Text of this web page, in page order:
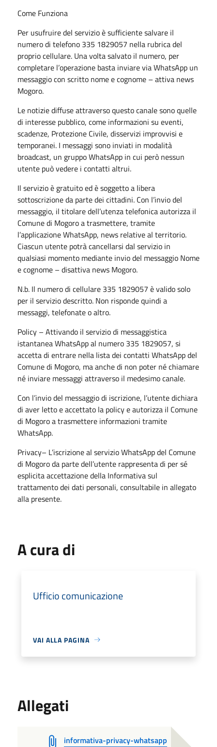
Come Funziona
Per usufruire del servizio è sufficiente salvare il
numero di telefono 335 1829057 nella rubrica del
proprio cellulare. Una volta salvato il numero, per
completare l’operazione basta inviare via WhatsApp un
messaggio con scritto nome e cognome – attiva news
Mogoro.
Le notizie diffuse attraverso questo canale sono quelle
di interesse pubblico, come informazioni su eventi,
scadenze, Protezione Civile, disservizi improvvisi e
temporanei. I messaggi sono inviati in modalità
broadcast, un gruppo WhatsApp in cui però nessun
utente può vedere i contatti altrui.
Il servizio è gratuito ed è soggetto a libera
sottoscrizione da parte dei cittadini. Con l’invio del
messaggio, il titolare dell’utenza telefonica autorizza il
Comune di Mogoro a trasmettere, tramite
l’applicazione WhatsApp, news relative al territorio.
Ciascun utente potrà cancellarsi dal servizio in
qualsiasi momento mediante invio del messaggio Nome
e cognome – disattiva news Mogoro.
N.b. Il numero di cellulare 335 1829057 è valido solo
per il servizio descritto. Non risponde quindi a
messaggi, telefonate o altro.
Policy – Attivando il servizio di messaggistica
istantanea WhatsApp al numero 335 1829057, si
accetta di entrare nella lista dei contatti WhatsApp del
Comune di Mogoro, ma anche di non poter né chiamare
né inviare messaggi attraverso il medesimo canale.
Con l’invio del messaggio di iscrizione, l’utente dichiara
di aver letto e accettato la policy e autorizza il Comune
di Mogoro a trasmettere informazioni tramite
WhatsApp.
Privacy– L’iscrizione al servizio WhatsApp del Comune
di Mogoro da parte dell’utente rappresenta di per sé
esplicita accettazione della Informativa sul
trattamento dei dati personali, consultabile in allegato
alla presente.
A cura di
Ufficio comunicazione
VAI ALLA PAGINA
Allegati
informativa-privacy-whatsapp